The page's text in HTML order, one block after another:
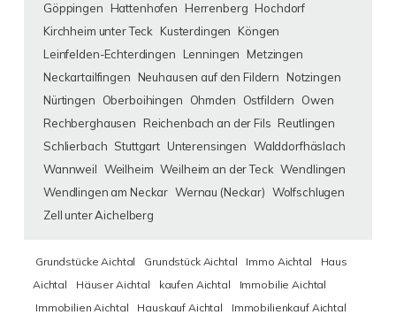
Göppingen
Hattenhofen Herrenberg Hochdorf
Kirchheim unter Teck
Kusterdingen
Köngen
Leinfelden-Echterdingen
Lenningen
Metzingen
Neckartailfingen
Neuhausen auf den Fildern
Notzingen
Nürtingen
Oberboihingen Ohmden Ostfildern
Owen
Rechberghausen
Reichenbach an der Fils Reutlingen
Schlierbach Stuttgart Unterensingen Walddorfhäslach
Wannweil Weilheim Weilheim an der Teck Wendlingen
Wendlingen am Neckar Wernau (Neckar) Wolfschlugen
Zell unter Aichelberg
Grundstücke Aichtal Grundstück Aichtal Immo Aichtal
Haus
Aichtal
Häuser Aichtal kaufen Aichtal
Immobilie Aichtal
Immobilien Aichtal
Hauskauf Aichtal
Immobilienkauf Aichtal